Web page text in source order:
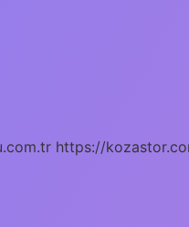
https://